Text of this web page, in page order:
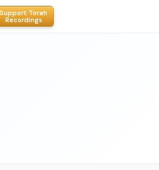
Support Torah
Recordings